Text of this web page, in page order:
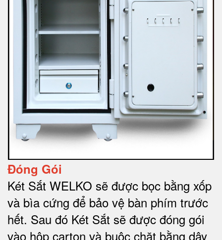
Đóng Gói
Két Sắt WELKO sẽ được bọc bằng xốp
và bìa cứng để bảo vệ bàn phím trước
hết. Sau đó Két Sắt sẽ được đóng gói
vào hộp carton và buộc chặt bằng dây